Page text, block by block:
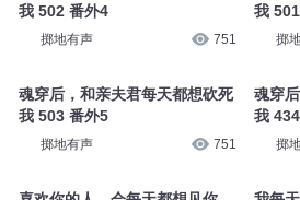
我 502 番外4
掷地有声 751
魂穿后，和亲夫君每天都想砍死
我 503 番外5
掷地有声 751
我
掷
魂穿
我
掷